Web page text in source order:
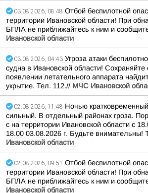
03.08.2026, 08:48 Отбой беспилотной
территории Ивановской области! При
БПЛА не приближайтесь к ним и
Ивановской области
03.08.2026, 04:43 Угроза атаки
судна в Ивановской области! Сохраняйте
появлении летательного аппарата
укрытие. Тел. 112.// МЧС Ивановской
02.08.2026, 11:48 Ночью
сильный. В отдельный районах гроза.
с на территории Ивановской области с
18.00 03.08.2026 г. Будьте внимательны!
Ивановской области
02.08.2026, 09:51 Отбой беспилотной
территории Ивановской области! При
БПЛА не приближайтесь к ним и
Ивановской области